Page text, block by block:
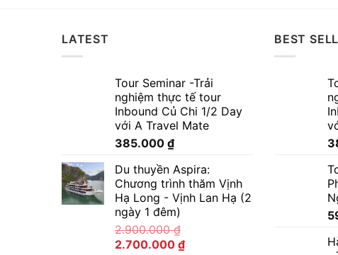
LATEST
Tour Seminar -Trải
nghiệm thực tế tour
Inbound Củ Chi 1/2 Day
với A Travel Mate
385.000 ₫
Du thuyền Aspira:
Chương trình thăm Vịnh
Hạ Long - Vịnh Lan Hạ (2
ngày 1 đêm)
2.900.000₫
2.700.000 ₫
BEST